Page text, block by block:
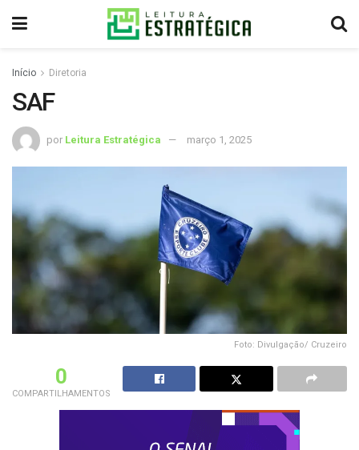
Início Diretoria
SAF
por Leitura Estratégica março 1, 2025
Foto: Divulgação/ Cruzeiro
0
COMPARTILHAMENTOS